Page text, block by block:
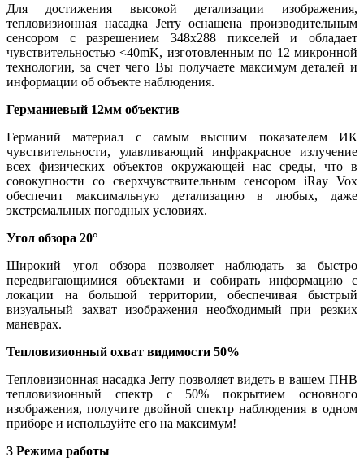
Для достижения высокой детализации изображения,
тепловизионная насадка Jerry оснащена производительным
сенсором с разрешением 348x288 пикселей и обладает
чувствительностью <40mK, изготовленным по 12 микронной
технологии, за счет чего Вы получаете максимум деталей и
информации об объекте наблюдения.
Германиевый 12мм объектив
Германий материал с самым высшим показателем ИК
чувствительности, улавливающий инфракрасное излучение
всех физических объектов окружающей нас среды, что в
совокупности со сверхчувствительным сенсором iRay Vox
обеспечит максимальную детализацию в любых, даже
экстремальных погодных условиях.
Угол обзора 20°
Широкий угол обзора позволяет наблюдать за быстро
передвигающимися объектами и собирать информацию с
локации на большой территории, обеспечивая быстрый
визуальный захват изображения необходимый при резких
маневрах.
Тепловизионный охват видимости 50%
Тепловизионная насадка Jerry позволяет видеть в вашем ПНВ
тепловизионный спектр с 50% покрытием основного
изображения, получите двойной спектр наблюдения в одном
приборе и используйте его на максимум!
3 Режима работы